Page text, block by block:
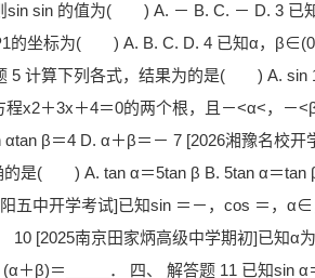
sin 的值为( ) A. － B. C. － D. 3 已
的坐标为( ) A. B. C. D. 4 已知α，β∈(0
5 计算下列各式，结果为的是( ) A. sin
程x2＋3x＋4＝0的两个根，且－<α<，－
β＝4 D. α＋β＝－ 7 [2026湘豫名校开
的是( ) A. tan α＝5tan β B. 5tan α＝tan
五中开学考试]已知sin ＝－，cos ＝，
[2025南京田家炳高级中学期初]已知α
＋β)＝_____． 四、 解答题 11 已知sin α